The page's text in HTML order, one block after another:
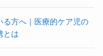
方へ｜医療的ケア児の
とは